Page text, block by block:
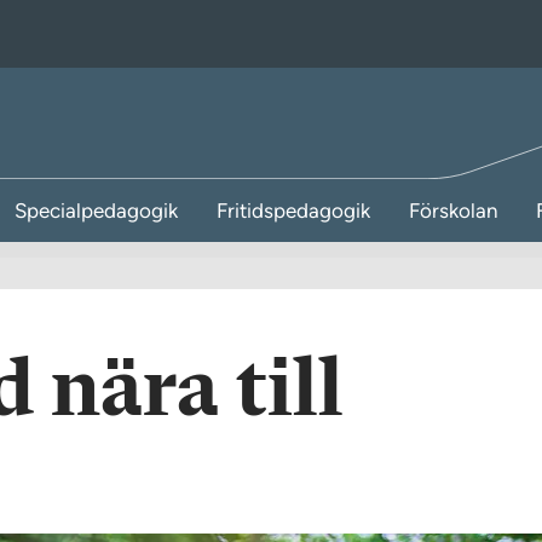
Specialpedagogik Fritidspedagogik Förskolan
nära till